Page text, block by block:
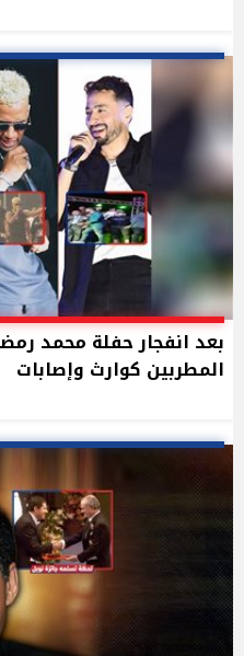
بعد انفجار حفلة محمد
المطربين كوارث وإصابات